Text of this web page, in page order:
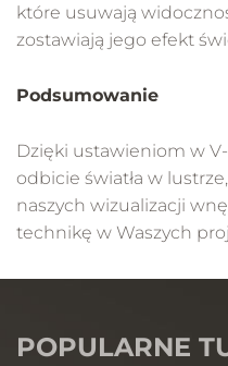
które usuwają
zostawiają jego efekt
Podsumowanie
Dzięki ustawieniom w
odbicie światła w
naszych wizualizacji
technikę w Waszych
POPULARNE